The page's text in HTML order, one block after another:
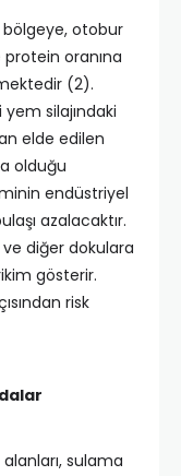
bölgeye, otobur
oranına
(2).
silajındaki
elde edilen
olduğu
endüstriyel
azalacaktır.
ve diğer dokulara
gösterir.
risk
sulama